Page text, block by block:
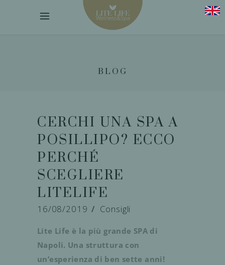
BLOG
CERCHI UNA SPA A
POSILLIPO? ECCO
PERCHÉ
SCEGLIERE
LITELIFE
16/08/2019 Consigli
Lite Life è la più grande SPA di
Napoli. Una struttura con
un’esperienza di ben sette anni!